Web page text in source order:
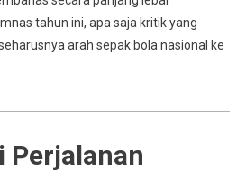
tahun ini, apa saja kritik yang
arah sepak bola nasional ke